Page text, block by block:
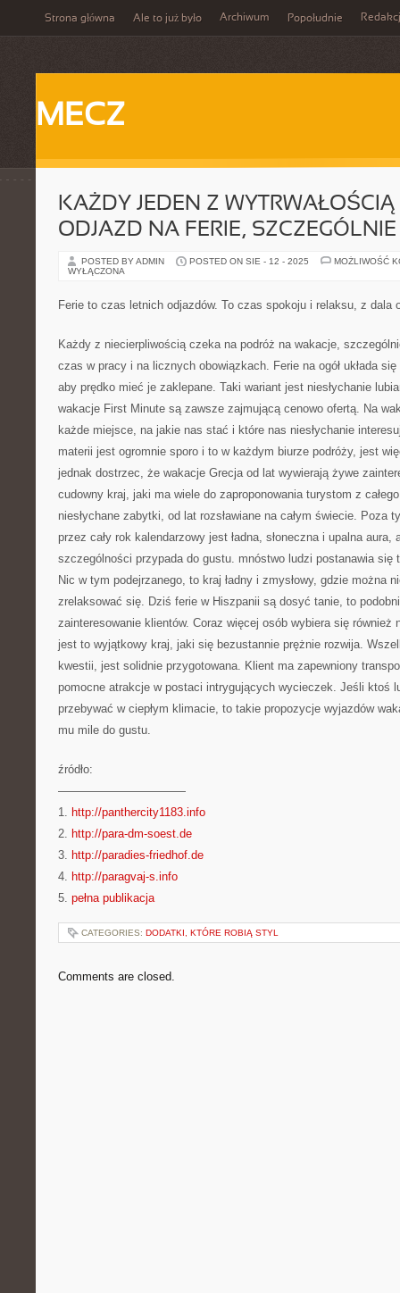
Strona główna Ale to już było Archiwum Popołudnie
MECZ
KAŻDY JEDEN Z
ODJAZD NA FERIE, SZCZEGÓLNIE
POSTED BY ADMIN POSTED ON SIE - 12 - 2025
MOŻLIWOŚĆ
WYŁĄCZONA
Ferie to czas letnich odjazdów. To czas spokoju i relaksu, z dala
Każdy z niecierpliwością czeka na podróż na wakacje,
czas w pracy i na licznych obowiązkach. Ferie na ogół układa
aby prędko mieć je zaklepane. Taki wariant jest niesłychanie
wakacje First Minute są zawsze zajmującą cenowo ofertą. Na
każde miejsce, na jakie nas stać i które nas niesłychanie
materii jest ogromnie sporo i to w każdym biurze podróży, jest
jednak dostrzec, że wakacje Grecja od lat wywierają żywe
cudowny kraj, jaki ma wiele do zaproponowania turystom z
niesłychane zabytki, od lat rozsławiane na całym świecie. Poza
przez cały rok kalendarzowy jest ładna, słoneczna i upalna
szczególności przypada do gustu. mnóstwo ludzi postanawia się
Nic w tym podejrzanego, to kraj ładny i zmysłowy, gdzie można
zrelaksować się. Dziś ferie w Hiszpanii są dosyć tanie, to
zainteresowanie klientów. Coraz więcej osób wybiera się również
jest to wyjątkowy kraj, jaki się bezustannie prężnie rozwija.
kwestii, jest solidnie przygotowana. Klient ma zapewniony
pomocne atrakcje w postaci intrygujących wycieczek. Jeśli ktoś
przebywać w ciepłym klimacie, to takie propozycje wyjazdów
mu mile do gustu.
źródło:
———————————
1. http://panthercity1183.info
2. http://para-dm-soest.de
3. http://paradies-friedhof.de
4. http://paragvaj-s.info
5. pełna publikacja
CATEGORIES: DODATKI, KTÓRE ROBIĄ STYL
Comments are closed.